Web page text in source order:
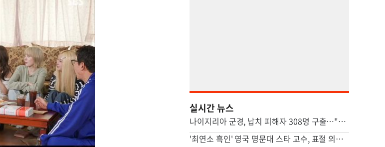
실시간 뉴스
나이지리아 군경, 납치 피해자 308명 구출…"역대 하루 최대"
'최연소 흑인' 영국 명문대 스타 교수, 표절 의혹에 사임